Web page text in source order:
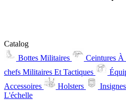
Catalog
Bottes Militaires
Ceintures À
chefs Militaires Et Tactiques
Accessoires
Holsters Insignes
L'échelle